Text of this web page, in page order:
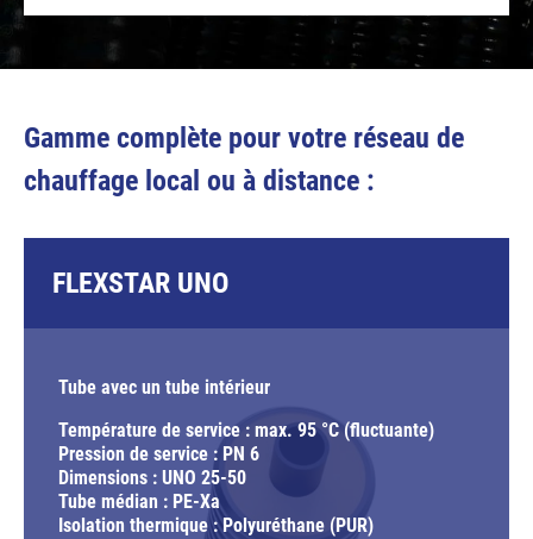
Gamme complète pour votre réseau de
chauffage local ou à distance :
FLEXSTAR UNO
Tube avec un tube intérieur
Température de service : max. 95 °C (fluctuante)
Pression de service : PN 6
Dimensions : UNO 25-50
Tube médian : PE-Xa
Isolation thermique : Polyuréthane (PUR)